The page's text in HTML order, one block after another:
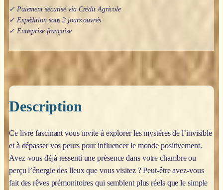
✓ Paiement sécurisé via Crédit Agricole
✓ Expédition sous 2 jours ouvrés
✓ Entreprise française
Description
Ce livre fascinant vous invite à explorer les mystères de l’invisible
et à dépasser vos peurs pour influencer le monde positivement.
Avez-vous déjà ressenti une présence dans votre chambre ou
perçu l’énergie des lieux que vous visitez ? Peut-être avez-vous
fait des rêves prémonitoires qui semblent plus réels que le simple